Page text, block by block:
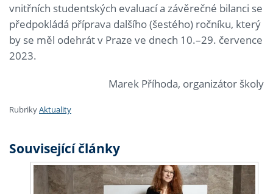
vnitřních studentských evaluací a závěrečné bilanci se
předpokládá příprava dalšího (šestého) ročníku, který
by se měl odehrát v Praze ve dnech 10.–29. července
2023.
Marek Příhoda, organizátor školy
RubrikyAktuality
Související články